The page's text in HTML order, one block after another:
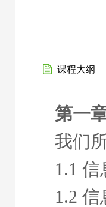
课程大纲
第一
我们
1.1 信
1.2